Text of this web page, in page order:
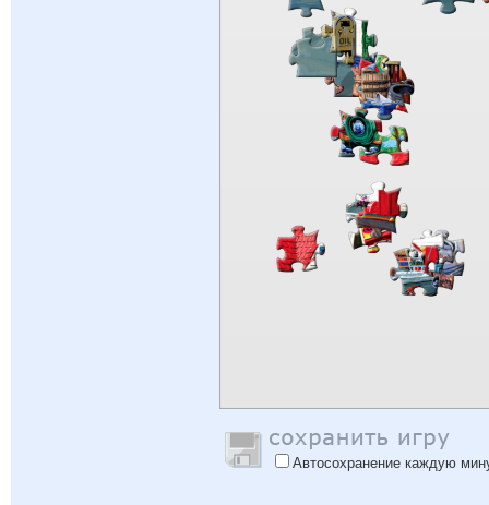
Автосохранение каждую